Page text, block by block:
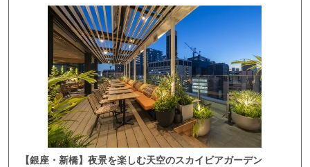
【銀座・新橋】夜景を楽しむ天空のスカイビアガーデン